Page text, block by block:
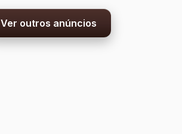
Ver outros anúncios